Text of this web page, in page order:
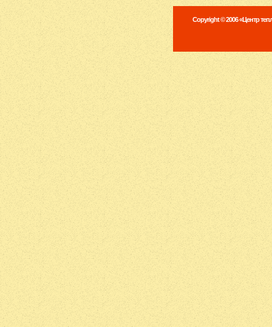
Copyright © 2006 «Центр